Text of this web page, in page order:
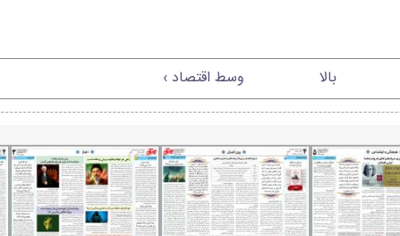
بالا وسط اقتصاد ›